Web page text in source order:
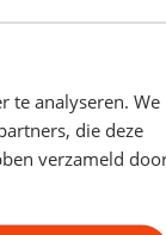
te analyseren. We
die deze
verzameld